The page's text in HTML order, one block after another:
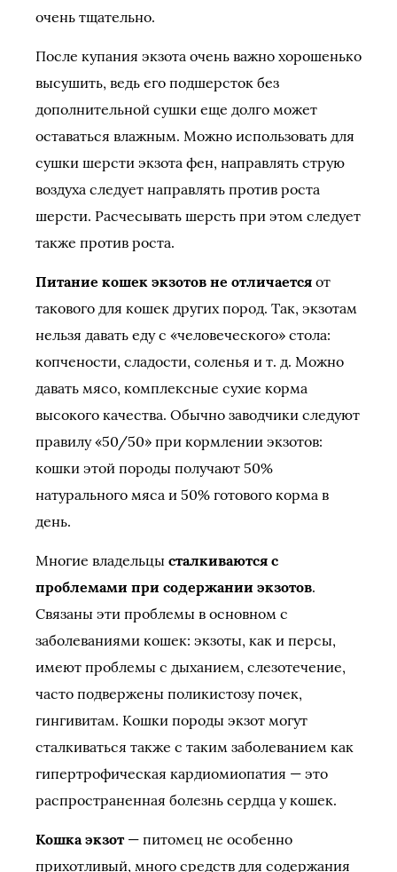
очень тщательно.
После купания экзота очень важно хорошенько
высушить, ведь его подшерсток без
дополнительной сушки еще долго может
оставаться влажным. Можно использовать для
сушки шерсти экзота фен, направлять струю
воздуха следует направлять против роста
шерсти. Расчесывать шерсть при этом следует
также против роста.
Питание кошек экзотов не отличается от
такового для кошек других пород. Так, экзотам
нельзя давать еду с «человеческого» стола:
копчености, сладости, соленья и т. д. Можно
давать мясо, комплексные сухие корма
высокого качества. Обычно заводчики следуют
правилу «50/50» при кормлении экзотов:
кошки этой породы получают 50%
натурального мяса и 50% готового корма в
день.
Многие владельцы сталкиваются с
проблемами при содержании экзотов.
Связаны эти проблемы в основном с
заболеваниями кошек: экзоты, как и персы,
имеют проблемы с дыханием, слезотечение,
часто подвержены поликистозу почек,
гингивитам. Кошки породы экзот могут
сталкиваться также с таким заболеванием как
гипертрофическая кардиомиопатия — это
распространенная болезнь сердца у кошек.
Кошка экзот— питомец не особенно
прихотливый, много средств для содержания